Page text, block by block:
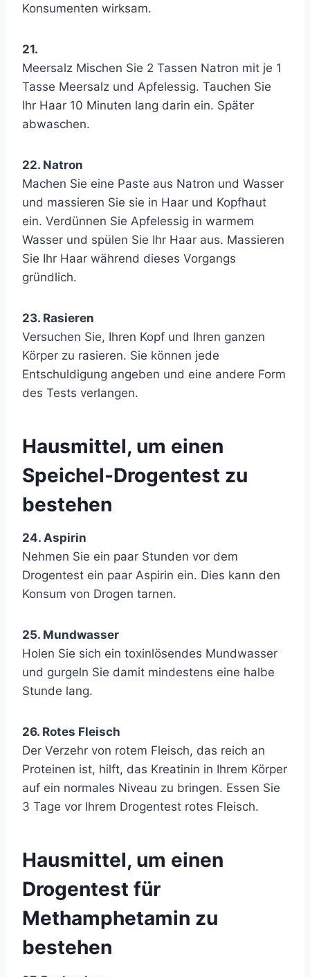
Konsumenten wirksam.
21.
Meersalz Mischen Sie 2 Tassen Natron mit je 1
Tasse Meersalz und Apfelessig. Tauchen Sie
Ihr Haar 10 Minuten lang darin ein. Später
abwaschen.
22. Natron
Machen Sie eine Paste aus Natron und Wasser
und massieren Sie sie in Haar und Kopfhaut
ein. Verdünnen Sie Apfelessig in warmem
Wasser und spülen Sie Ihr Haar aus. Massieren
Sie Ihr Haar während dieses Vorgangs
gründlich.
23. Rasieren
Versuchen Sie, Ihren Kopf und Ihren ganzen
Körper zu rasieren. Sie können jede
Entschuldigung angeben und eine andere Form
des Tests verlangen.
Hausmittel, um einen
Speichel-Drogentest zu
bestehen
24. Aspirin
Nehmen Sie ein paar Stunden vor dem
Drogentest ein paar Aspirin ein. Dies kann den
Konsum von Drogen tarnen.
25. Mundwasser
Holen Sie sich ein toxinlösendes Mundwasser
und gurgeln Sie damit mindestens eine halbe
Stunde lang.
26. Rotes Fleisch
Der Verzehr von rotem Fleisch, das reich an
Proteinen ist, hilft, das Kreatinin in Ihrem Körper
auf ein normales Niveau zu bringen. Essen Sie
3 Tage vor Ihrem Drogentest rotes Fleisch.
Hausmittel, um einen
Drogentest für
Methamphetamin zu
bestehen